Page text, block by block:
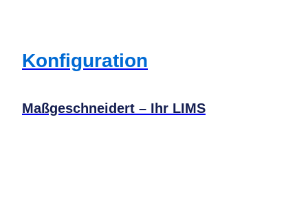
Konfiguration
Maßgeschneidert – Ihr LIMS